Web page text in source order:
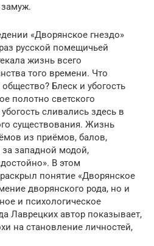
«Дворянское гнездо»
русской помещичьей
жизнь всего
того времени. Что
Блеск и убогость
полотно светского
сливались здесь в
существования. Жизнь
из приёмов, балов,
за западной модой,
В этом
понятие «Дворянское
дворянского рода, но и
и психологическое
Лаврецких автор показывает,
на становление личностей,